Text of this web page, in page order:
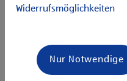
gewissenhaften
attraktive
vielseitiges und
Widerrufsmöglichkeiten
Nur Notwendige